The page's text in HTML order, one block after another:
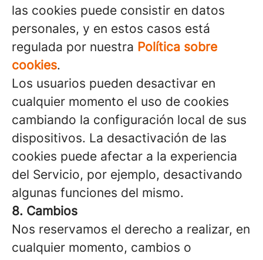
las cookies puede consistir en datos
personales, y en estos casos está
regulada por nuestra Política sobre
cookies.
Los usuarios pueden desactivar en
cualquier momento el uso de cookies
cambiando la configuración local de sus
dispositivos. La desactivación de las
cookies puede afectar a la experiencia
del Servicio, por ejemplo, desactivando
algunas funciones del mismo.
8. Cambios
Nos reservamos el derecho a realizar, en
cualquier momento, cambios o